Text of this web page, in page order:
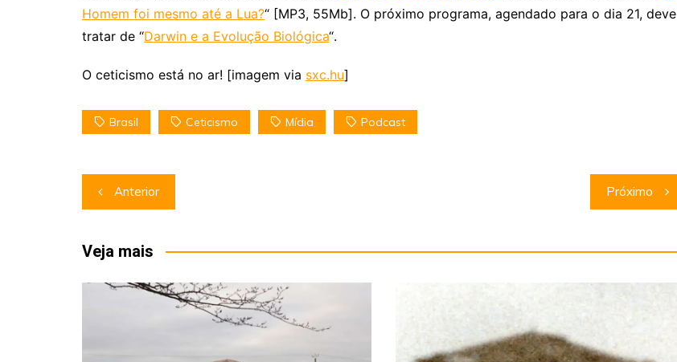
Homem foi mesmo até a Lua?“ [MP3, 55Mb]. O próximo programa, agendado para o dia 21, deve
tratar de “Darwin e a Evolução Biológica“.
O ceticismo está no ar! [imagem via sxc.hu]
Brasil Ceticismo Mídia Podcast
Navegação
de
Post
Anterior Próximo
Veja mais